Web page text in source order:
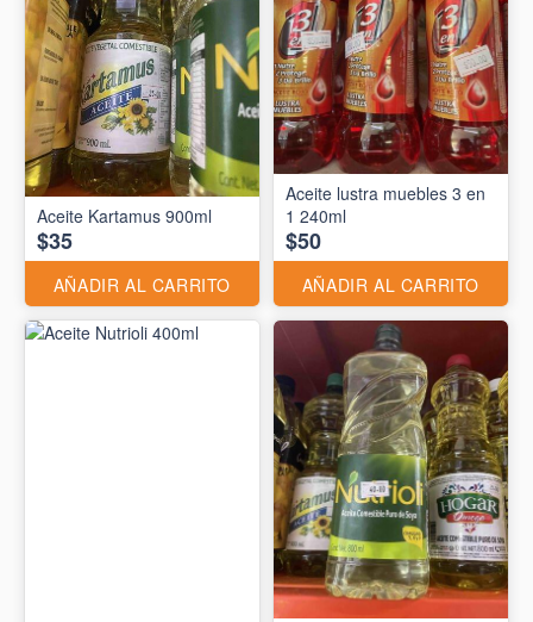
Aceite Kartamus 900ml
$35
AÑADIR AL CARRITO
Aceite lustra muebles 3 en
1 240ml
$50
AÑADIR AL CARRITO